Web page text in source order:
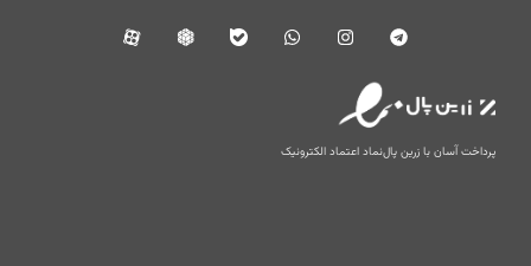
پرداخت آسان با زرین پالنماد اعتماد الکترونیک